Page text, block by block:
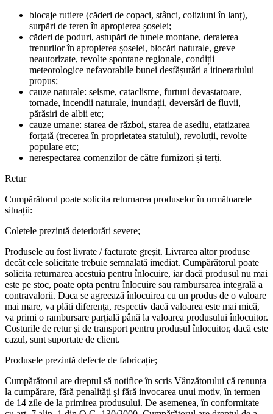
blocaje rutiere (căderi de copaci, stânci, coliziuni în lanț),
surpări de teren în apropierea șoselei;
căderi de poduri, astupări de tunele montane, deraierea
trenurilor în apropierea șoselei, blocări naturale, greve
neautorizate, revolte spontane regionale, condiții
meteorologice nefavorabile bunei desfășurări a itinerariului
propus;
cauze naturale: seisme, cataclisme, furtuni devastatoare,
tornade, incendii naturale, inundații, deversări de fluvii,
părăsiri de albii etc;
cauze umane: starea de război, starea de asediu, etatizarea
forțată (trecerea în proprietatea statului), revoluții, revolte
populare etc;
nerespectarea comenzilor de către furnizori și terți.
Retur
Cumpărătorul poate solicita returnarea produselor în următoarele
situații:
Coletele prezintă deteriorări severe;
Produsele au fost livrate / facturate greșit. Livrarea altor produse
decât cele solicitate trebuie semnalată imediat. Cumpărătorul poate
solicita returnarea acestuia pentru înlocuire, iar dacă produsul nu mai
este pe stoc, poate opta pentru înlocuire sau rambursarea integrală a
contravalorii. Daca se agreează înlocuirea cu un produs de o valoare
mai mare, va plăti diferența, respectiv dacă valoarea este mai mică,
va primi o rambursare parțială până la valoarea produsului înlocuitor.
Costurile de retur și de transport pentru produsul înlocuitor, dacă este
cazul, sunt suportate de client.
Produsele prezintă defecte de fabricație;
Cumpărătorul are dreptul să notifice în scris Vânzătorului că renunța
la cumpărare, fără penalități şi fără invocarea unui motiv, în termen
de 14 zile de la primirea produsului. De asemenea, în conformitate